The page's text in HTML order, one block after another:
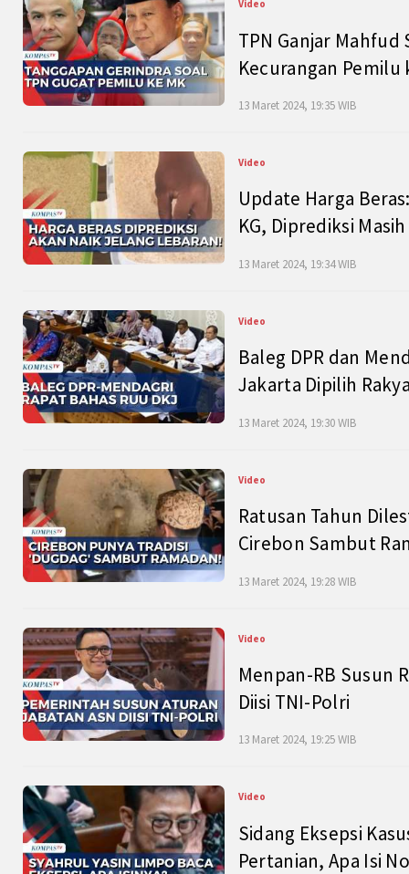
Video
TPN Ganjar Mahfud
Kecurangan Pemilu
13 Maret 2024, 19:35 WIB
Video
Update Harga
KG, Diprediksi
13 Maret 2024, 19:34 WIB
Video
Baleg DPR dan
Jakarta Dipilih
13 Maret 2024, 19:30 WIB
Video
Ratusan Tahun
Cirebon Sambut
13 Maret 2024, 19:28 WIB
Video
Menpan-RB Susun
Diisi TNI-Polri
13 Maret 2024, 19:25 WIB
Video
Sidang Eksepsi
Pertanian, Apa Isi